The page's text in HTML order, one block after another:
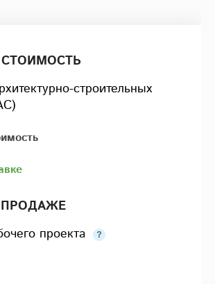
строительных
проекта